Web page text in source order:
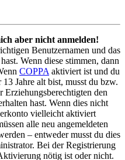
aber nicht anmelden!
Benutzernamen und das
Wenn diese stimmen, dann
COPPA aktiviert ist und du
13 Jahre alt bist, musst du bzw.
Erziehungsberechtigten den
hast. Wenn dies nicht
vielleicht aktiviert
alle neu angemeldeten
– entweder musst du dies
Bei der Registrierung
nötig ist oder nicht.